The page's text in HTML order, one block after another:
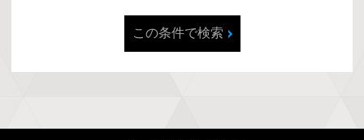
この条件で検索